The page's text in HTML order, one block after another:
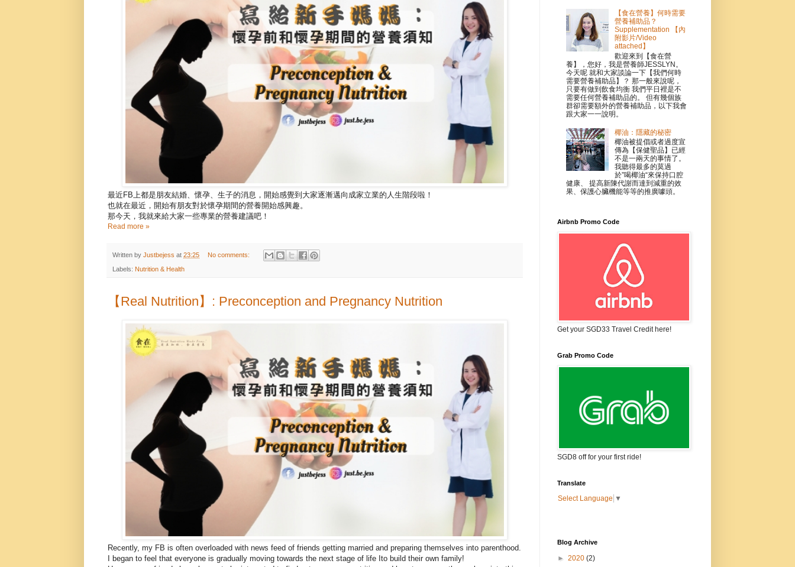
最近FB上都是朋友結婚、懷孕、生子的消息，開始感覺到大家逐漸邁向成家立業的人生階段啦！
也就在最近，開始有朋友對於懷孕期間的營養開始感興趣。
那今天，我就來給大家一些專業的營養建議吧！
Read more »
Written by Justbejess at 23:25 No comments:
Labels: Nutrition & Health
【Real Nutrition】: Preconception and Pregnancy Nutrition
Recently, my FB is often overloaded with news feed of friends getting married and preparing themselves into parenthood.
I began to feel that everyone is gradually moving towards the next stage of life Ito build their own family!
【食在營養】何時需要
營養補助品？
Supplementation 【內
附影片/Video
attached】
歡迎來到【食在營
養】，您好，我是營養師JESSLYN。
今天呢 就和大家談論一下【我們何時
需要營養補助品】？ 那一般來說呢，
只要有做到飲食均衡 我們平日裡是不
需要任何營養補助品的。 但有幾個族
群卻需要額外的營養補助品，以下我會
跟大家一一說明。
椰油：隱藏的秘密
椰油被提倡或者過度宣
傳為【保健聖品】已經
不是一兩天的事情了。
我聽得最多的莫過
於”喝椰油“來保持口腔
健康、 提高新陳代謝而達到減重的效
果、保護心臟機能等等的推廣噱頭。
Airbnb Promo Code
Get your SGD33 Travel Credit here!
Grab Promo Code
SGD8 off for your first ride!
Translate
Select Language ▼
Blog Archive
► 2020 (2)